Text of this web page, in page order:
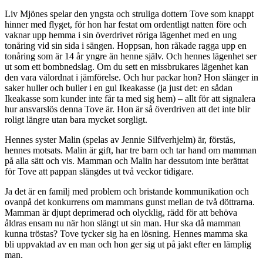
Liv Mjönes spelar den yngsta och struliga dottern Tove som knappt
hinner med flyget, för hon har festat om ordentligt natten före och
vaknar upp hemma i sin överdrivet röriga lägenhet med en ung
tonåring vid sin sida i sängen. Hoppsan, hon råkade ragga upp en
tonåring som är 14 år yngre än henne själv. Och hennes lägenhet ser
ut som ett bombnedslag. Om du sett en missbrukares lägenhet kan
den vara välordnat i jämförelse. Och hur packar hon? Hon slänger in
saker huller och buller i en gul Ikeakasse (ja just det: en sådan
Ikeakasse som kunder inte får ta med sig hem) – allt för att signalera
hur ansvarslös denna Tove är. Hon är så överdriven att det inte blir
roligt längre utan bara mycket sorgligt.
Hennes syster Malin (spelas av Jennie Silfverhjelm) är, förstås,
hennes motsats. Malin är gift, har tre barn och tar hand om mamman
på alla sätt och vis. Mamman och Malin har dessutom inte berättat
för Tove att pappan slängdes ut två veckor tidigare.
Ja det är en familj med problem och bristande kommunikation och
ovanpå det konkurrens om mammans gunst mellan de två döttrarna.
Mamman är djupt deprimerad och olycklig, rädd för att behöva
åldras ensam nu när hon slängt ut sin man. Hur ska då mamman
kunna tröstas? Tove tycker sig ha en lösning. Hennes mamma ska
bli uppvaktad av en man och hon ger sig ut på jakt efter en lämplig
man.